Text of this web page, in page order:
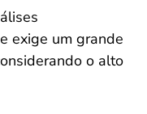
exige um grande
o alto